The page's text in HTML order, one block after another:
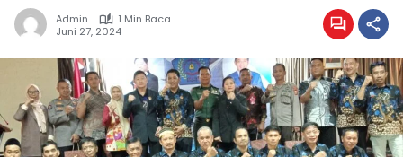
Admin
1 Min Baca
Juni 27, 2024